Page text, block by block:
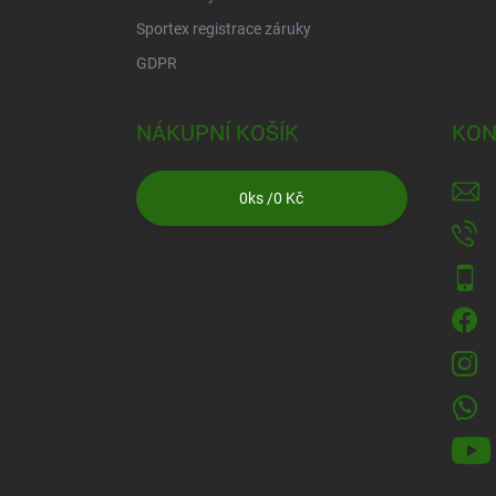
Sportex registrace záruky
GDPR
NÁKUPNÍ KOŠÍK
0ks /0 Kč